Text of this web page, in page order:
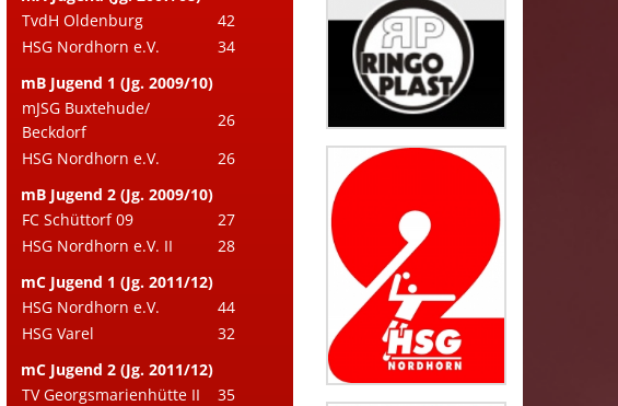
TvdH Oldenburg
42
HSG Nordhorn e.V.
34
mB Jugend 1 (Jg. 2009/10)
mJSG Buxtehude/
Beckdorf
26
HSG Nordhorn e.V.
26
mB Jugend 2 (Jg. 2009/10)
FC Schüttorf 09
27
HSG Nordhorn e.V. II
28
mC Jugend 1 (Jg. 2011/12)
HSG Nordhorn e.V.
44
HSG Varel
32
mC Jugend 2 (Jg. 2011/12)
TV Georgsmarienhütte II
35